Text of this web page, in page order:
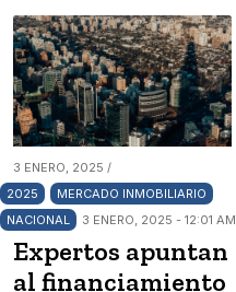
3 ENERO, 2025 /
2025
MERCADO INMOBILIARIO
NACIONAL
3 ENERO, 2025 - 12:01 AM
Expertos apuntan
al financiamiento